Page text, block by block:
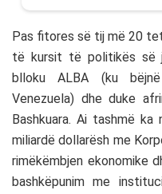
Pas fitores së tij më 20
të kursit të politikës së
blloku ALBA (ku
Venezuela) dhe duke
Bashkuara. Ai tashmë ka
miliardë dollarësh me
rimëkëmbjen ekonomike
bashkëpunim me